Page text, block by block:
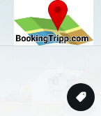
bookingtripp.com